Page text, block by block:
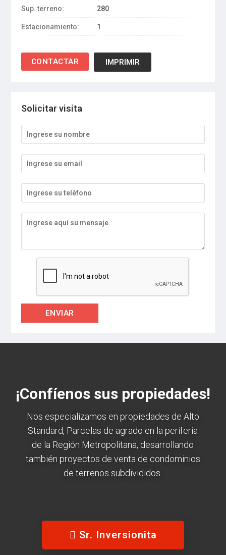
Sup. terreno: 280
Estacionamiento: 1
IMPRIMIR
Solicitar visita
¡Confíenos sus propiedades!
Nos especializamos en propiedades de Alto
Standard, Parcelas de agrado en la periferia
de la Región Metropolitana, desarrollando
también proyectos de venta de condominios
de terrenos subdivididos.
Sr. Inversionita